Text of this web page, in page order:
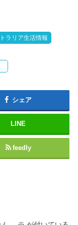
ラリア生活情報
シェア
LINE
feedly